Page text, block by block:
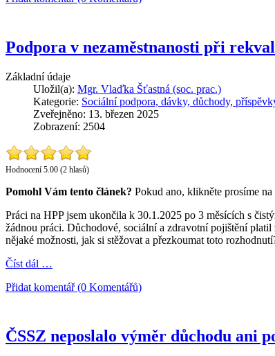
Podpora v nezaměstnanosti při
Základní údaje
Uložil(a): Mgr. Vlaďka Šťastná (soc. prac.)
Kategorie: Sociální podpora, dávky, důchody,
Zveřejněno: 13. březen 2025
Zobrazení: 2504
Hodnocení 5.00 (2 hlasů)
Pomohl Vám tento článek? Pokud ano, klikněte prosíme
Práci na HPP jsem ukončila k 30.1.2025 po 3 měsících s
žádnou práci. Důchodové, sociální a zdravotní pojištění
nějaké možnosti, jak si stěžovat a přezkoumat toto
Číst dál …
Přidat komentář (0 Komentářů)
ČSSZ neposlalo výměr důchodu ani